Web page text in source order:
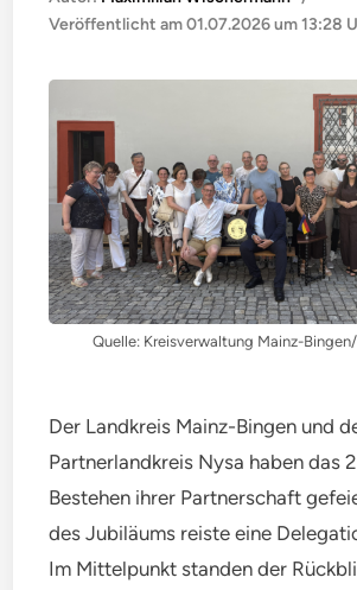
Veröffentlicht am01.07.2026 um 13:28
Quelle: Kreisverwaltung Mainz-
Der Landkreis Mainz-Bingen und
Partnerlandkreis Nysa haben das
Bestehen ihrer Partnerschaft
des Jubiläums reiste eine
Im Mittelpunkt standen der